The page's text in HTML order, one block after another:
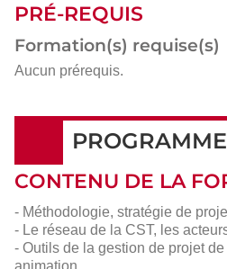
PRÉ-REQUIS
Formation(s) requise(s)
Aucun prérequis.
PROGRAMME
CONTENU DE LA
- Méthodologie, stratégie de
- Le réseau de la CST, les
- Outils de la gestion de projet
animation